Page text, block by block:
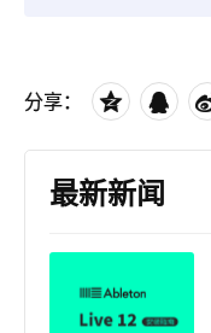
分享：
最新新闻